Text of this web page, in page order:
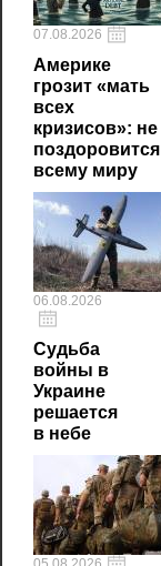
07.08.2026
Америке
грозит «мать
всех
кризисов»: не
поздоровится
всему миру
06.08.2026
Судьба
войны в
Украине
решается
в небе